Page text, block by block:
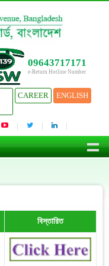
09643717171
e-Return Hotline Number
CAREER ENGLISH
বিস্তারিত